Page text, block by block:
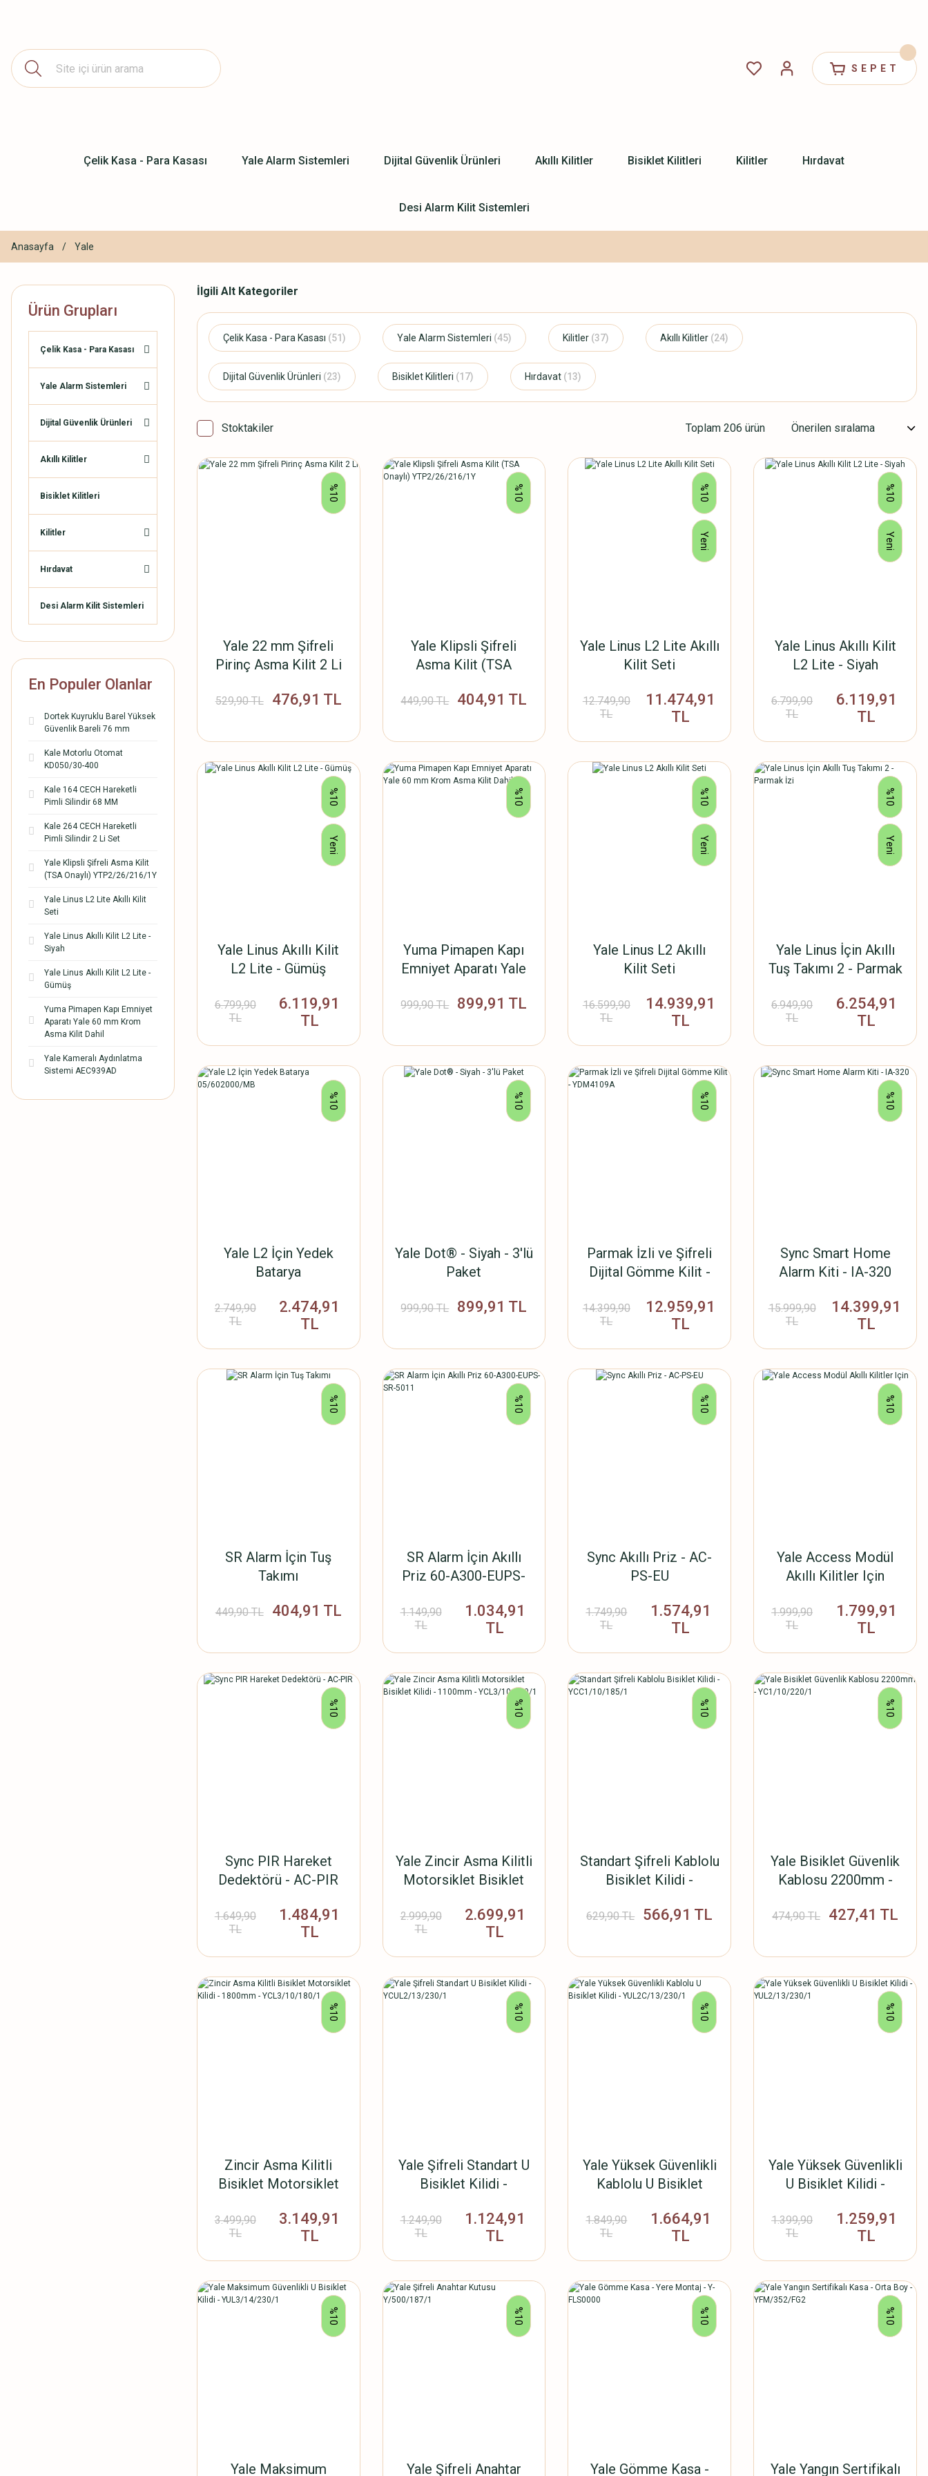
SEPET
Çelik Kasa - Para Kasası Yale Alarm Sistemleri Dijital Güvenlik Ürünleri Akıllı Kilitler Bisiklet Kilitleri Kilitler Hırdavat
Desi Alarm Kilit Sistemleri
Anasayfa Yale
Ürün Grupları
Çelik Kasa - Para Kasası
Yale Alarm Sistemleri
Dijital Güvenlik Ürünleri
Akıllı Kilitler
Bisiklet Kilitleri
Kilitler
Hırdavat
Desi Alarm Kilit Sistemleri
En Populer Olanlar
Dortek Kuyruklu Barel Yüksek
Güvenlik Bareli 76 mm
Kale Motorlu Otomat
KD050/30-400
Kale 164 CECH Hareketli
Pimli Silindir 68 MM
Kale 264 CECH Hareketli
Pimli Silindir 2 Li Set
Yale Klipsli Şifreli Asma Kilit
(TSA Onaylı) YTP2/26/216/1Y
Yale Linus L2 Lite Akıllı Kilit
Seti
Yale Linus Akıllı Kilit L2 Lite -
Siyah
Yale Linus Akıllı Kilit L2 Lite -
Gümüş
Yuma Pimapen Kapı Emniyet
Aparatı Yale 60 mm Krom
Asma Kilit Dahil
Yale Kameralı Aydınlatma
Sistemi AEC939AD
İlgili Alt Kategoriler
Çelik Kasa - Para Kasası (51) Yale Alarm Sistemleri (45) Kilitler (37) Akıllı Kilitler (24)
Dijital Güvenlik Ürünleri (23) Bisiklet Kilitleri (17) Hırdavat (13)
Stoktakiler Toplam 206 ürün
%10
Yale 22 mm Şifreli
Pirinç Asma Kilit 2 Li
529,90 TL 476,91 TL
%10
Yale Klipsli Şifreli
Asma Kilit (TSA
YTP2/26/216/1Y
449,90 TL 404,91 TL
%10
Yeni
Yale Linus L2 Lite Akıllı
Kilit Seti
12.749,90
TL
11.474,91
TL
%10
Yeni
Yale Linus Akıllı Kilit
L2 Lite - Siyah
6.799,90
TL
6.119,91
TL
%10
Yeni
Yale Linus Akıllı Kilit
L2 Lite - Gümüş
6.799,90
TL
6.119,91
TL
%10
Yuma Pimapen Kapı
Emniyet Aparatı Yale
Kilit Dahil
999,90 TL 899,91 TL
%10
Yeni
Yale Linus L2 Akıllı
Kilit Seti
16.599,90
TL
14.939,91
TL
%10
Yeni
Yale Linus İçin Akıllı
Tuş Takımı 2 - Parmak
6.949,90
TL
6.254,91
TL
%10
Yale L2 İçin Yedek
Batarya
2.749,90
TL
2.474,91
TL
%10
Yale Dot® - Siyah - 3'lü
Paket
999,90 TL 899,91 TL
%10
Parmak İzli ve Şifreli
Dijital Gömme Kilit -
14.399,90
TL
12.959,91
TL
%10
Sync Smart Home
Alarm Kiti - IA-320
15.999,90
TL
14.399,91
TL
%10
SR Alarm İçin Tuş
Takımı
449,90 TL 404,91 TL
%10
SR Alarm İçin Akıllı
Priz 60-A300-EUPS-
1.149,90
TL
1.034,91
TL
%10
Sync Akıllı Priz - AC-
PS-EU
1.749,90
TL
1.574,91
TL
%10
Yale Access Modül
Akıllı Kilitler Için
1.999,90
TL
1.799,91
TL
%10
Sync PIR Hareket
Dedektörü - AC-PIR
1.649,90
TL
1.484,91
TL
%10
Yale Zincir Asma Kilitli
Motorsiklet Bisiklet
YCL3/10/110/1
2.999,90
TL
2.699,91
TL
%10
Standart Şifreli Kablolu
Bisiklet Kilidi -
629,90 TL 566,91 TL
%10
Yale Bisiklet Güvenlik
Kablosu 2200mm -
474,90 TL 427,41 TL
%10
Zincir Asma Kilitli
Bisiklet Motorsiklet
YCL3/10/180/1
3.499,90
TL
3.149,91
TL
%10
Yale Şifreli Standart U
Bisiklet Kilidi -
1.249,90
TL
1.124,91
TL
%10
Yale Yüksek Güvenlikli
Kablolu U Bisiklet
YUL2C/13/230/1
1.849,90
TL
1.664,91
TL
%10
Yale Yüksek Güvenlikli
U Bisiklet Kilidi -
1.399,90
TL
1.259,91
TL
%10
Yale Maksimum
%10
Yale Şifreli Anahtar
%10
Yale Gömme Kasa -
%10
Yale Yangın Sertifikalı